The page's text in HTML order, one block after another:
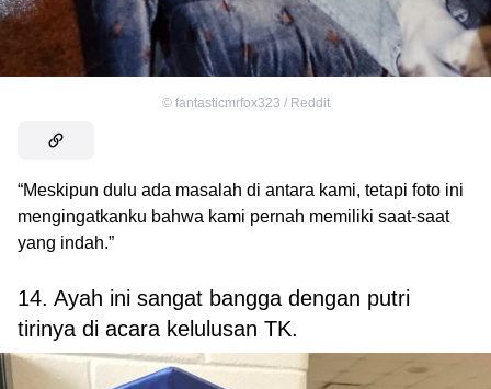
© fantasticmrfox323 / Reddit
“Meskipun dulu ada masalah di antara kami, tetapi foto ini
mengingatkanku bahwa kami pernah memiliki saat-saat
yang indah.”
14. Ayah ini sangat bangga dengan putri
tirinya di acara kelulusan TK.